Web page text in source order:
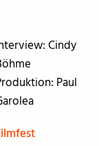
Cindy
Paul